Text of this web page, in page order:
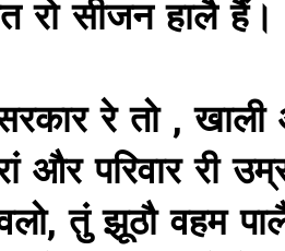
रो सीजन हालै हैं।
रे तो ,
और परिवार री
तुं झूठौ वहम